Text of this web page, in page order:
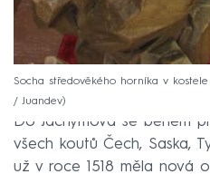
Socha středověkého horníka v
/ Juandev
Do Jáchymova se během
všech koutů Čech, Saska,
už v roce 1518 měla nová